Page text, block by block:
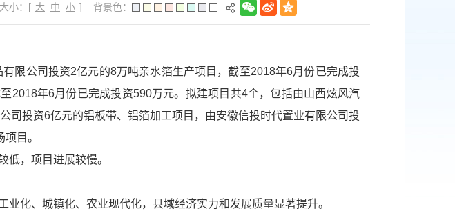
小：[ 大 中 小 ] 背景色：
限公司投资2亿元的8万吨亲水箔生产项目，截至2018年6月份已完成投
2018年6月份已完成投资590万元。拟建项目共4个，包括由山西炫风汽
司投资6亿元的铝板带、铝箔加工项目，由安徽信投时代置业有限公司投
目。
低，项目进展较慢。
化、城镇化、农业现代化，县域经济实力和发展质量显著提升。